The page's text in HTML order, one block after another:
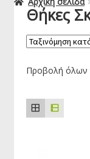
Θήκες
Προβολή όλων